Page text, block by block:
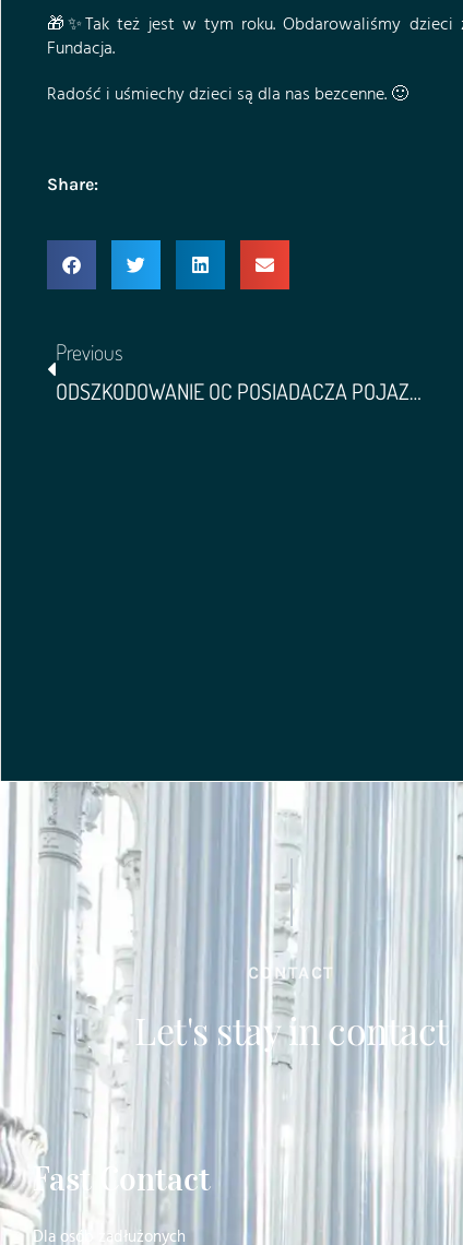
🎁✨Tak też jest w tym roku. Obdarowaliśmy
Fundacja.
Radość i uśmiechy dzieci są dla nas bezcenne. 🙂
Share:
Previous
ODSZKODOWANIE OC POSIADACZA POJAZDU – UCHWAŁA SN IIICZP 65/23
CONTACT
Let's stay in contact
Fast Contact
Dla osób zadłużonych